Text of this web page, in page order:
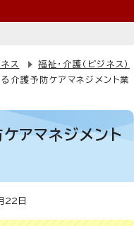
ス
福祉・介護（ビジネス）
介護予防ケアマネジメント業
アマネジメント
22日